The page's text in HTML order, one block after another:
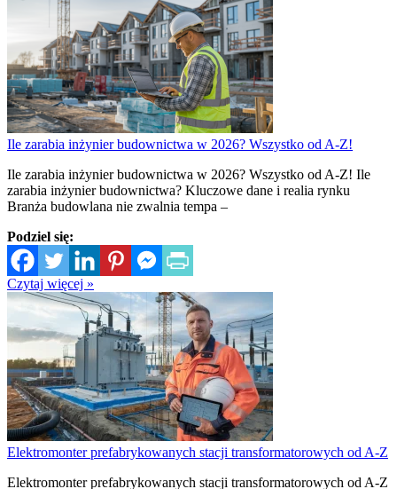
Ile zarabia inżynier budownictwa w 2026? Wszystko od A-Z!
Ile zarabia inżynier budownictwa w 2026? Wszystko od A-Z! Ile
zarabia inżynier budownictwa? Kluczowe dane i realia rynku
Branża budowlana nie zwalnia tempa –
Podziel się:
Czytaj więcej »
Elektromonter prefabrykowanych stacji transformatorowych od A-Z
Elektromonter prefabrykowanych stacji transformatorowych od A-Z